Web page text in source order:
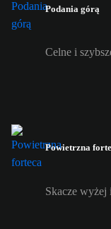
Podania górą
Celne i
Powietrzna
Skacze wyżej